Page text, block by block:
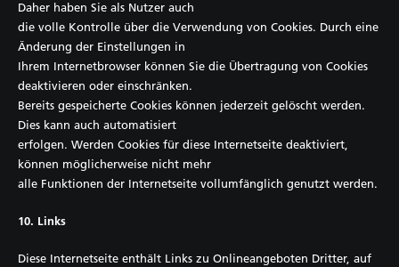
Daher haben Sie als Nutzer auch
die volle Kontrolle über die Verwendung von Cookies. Durch eine
Änderung der Einstellungen in
Ihrem Internetbrowser können Sie die Übertragung von Cookies
deaktivieren oder einschränken.
Bereits gespeicherte Cookies können jederzeit gelöscht werden.
Dies kann auch automatisiert
erfolgen. Werden Cookies für diese Internetseite deaktiviert,
können möglicherweise nicht mehr
alle Funktionen der Internetseite vollumfänglich genutzt werden.
10. Links
Diese Internetseite enthält Links zu Onlineangeboten Dritter, auf